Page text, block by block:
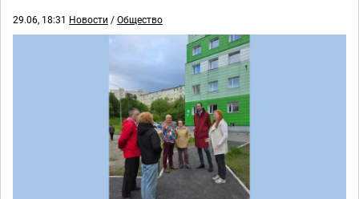
29.06, 18:31 Новости /Общество